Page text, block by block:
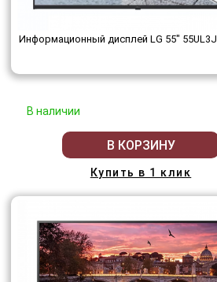
Информационный дисплей LG 55" 55UL3J
В наличии
В КОРЗИНУ
Купить в 1 клик